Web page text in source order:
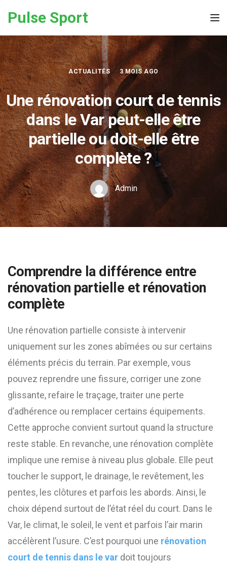
Pulse Sport
ACTUALITÉS 3 MOIS AGO
Une rénovation court de tennis
dans le Var peut-elle être
partielle ou doit-elle être
complète ?
Admin
Comprendre la différence entre
rénovation partielle et rénovation
complète
Une rénovation partielle consiste à intervenir
uniquement sur les zones abîmées ou sur certains
éléments précis du terrain. Par exemple, vous
pouvez reprendre une fissure, corriger une zone
glissante, refaire le traçage, traiter une perte
d’adhérence ou remplacer certains équipements.
Cette approche convient surtout quand la structure
reste stable. En revanche, une rénovation complète
implique une remise à niveau plus globale. Elle peut
toucher le support, le drainage, le revêtement, les
pentes, les clôtures et parfois les abords. Ainsi, le
choix dépend surtout de l’état réel du court. Dans le
Var, le climat, le soleil, le vent et parfois l’air marin
accélèrent l’usure. C’est pourquoi une rénovation
court de tennis dans le var doit toujours